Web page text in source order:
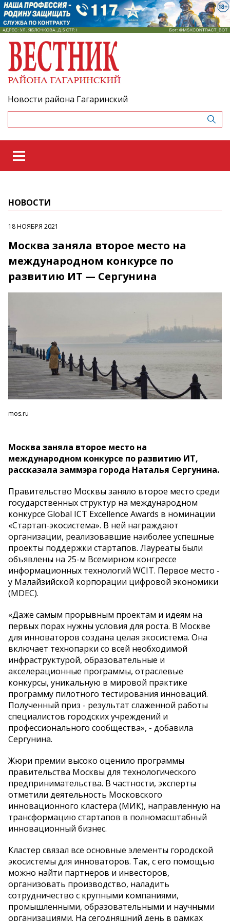
Новости района Гагаринский
НОВОСТИ
18 НОЯБРЯ 2021
Москва заняла второе место на
международном конкурсе по
развитию ИТ — Сергунина
mos.ru
Москва заняла второе место на
международном конкурсе по развитию ИТ,
рассказала заммэра города Наталья Сергунина.
Правительство Москвы заняло второе место среди
государственных структур на международном
конкурсе Global ICT Excellence Awards в номинации
«Стартап-экосистема». В ней награждают
организации, реализовавшие наиболее успешные
проекты поддержки стартапов. Лауреаты были
объявлены на 25-м Всемирном конгрессе
информационных технологий WCIT. Первое место -
у Малайзийской корпорации цифровой экономики
(MDEC).
«Даже самым прорывным проектам и идеям на
первых порах нужны условия для роста. В Москве
для инноваторов создана целая экосистема. Она
включает технопарки со всей необходимой
инфраструктурой, образовательные и
акселерационные программы, отраслевые
конкурсы, уникальную в мировой практике
программу пилотного тестирования инноваций.
Полученный приз - результат слаженной работы
специалистов городских учреждений и
профессионального сообщества», - добавила
Сергунина.
Жюри премии высоко оценило программы
правительства Москвы для технологического
предпринимательства. В частности, эксперты
отметили деятельность Московского
инновационного кластера (МИК), направленную на
трансформацию стартапов в полномасштабный
инновационный бизнес.
Кластер связал все основные элементы городской
экосистемы для инноваторов. Так, с его помощью
можно найти партнеров и инвесторов,
организовать производство, наладить
сотрудничество с крупными компаниями,
промышленными, образовательными и научными
организациями. На сегодняшний день в рамках